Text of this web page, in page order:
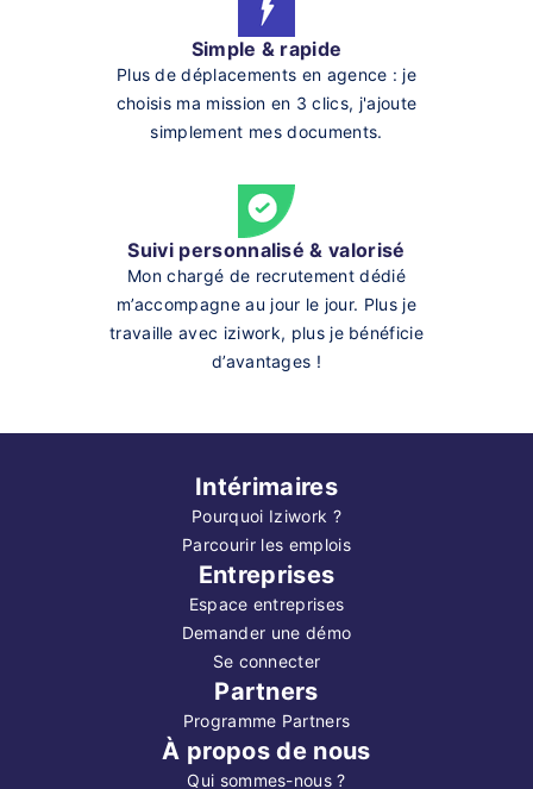
Simple & rapide
Plus de déplacements en agence : je
choisis ma mission en 3 clics, j'ajoute
simplement mes documents.
Suivi personnalisé & valorisé
Mon chargé de recrutement dédié
m’accompagne au jour le jour. Plus je
travaille avec iziwork, plus je bénéficie
d’avantages !
Intérimaires
Pourquoi Iziwork ?
Parcourir les emplois
Entreprises
Espace entreprises
Demander une démo
Se connecter
Partners
Programme Partners
À propos de nous
Qui sommes-nous ?